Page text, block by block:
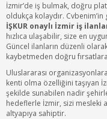
İzmir’de iş bulmak, doğru
oldukça kolaydır.
İŞKUR onaylı İzmir iş
hızlıca ulaşabilir, size en
Güncel ilanların düzenli
kaybetmeden doğru
Uluslararası
kenti olma özelliğini taşıyan
şekilde sunabilen nadir
hedeflerle İzmir, sizi mesleki
altyapıya sahiptir.